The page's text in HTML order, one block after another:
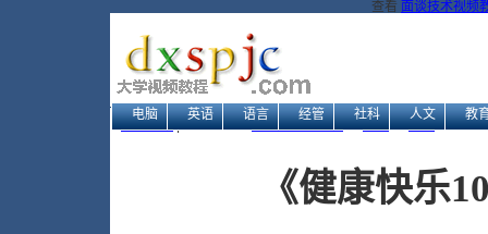
查看 面谈技术视频
电脑 英语 语言 经管 社科 人文 教
网站地图| 当前位置：大学视频教程网→生活→保健→ 《健
《健康快乐